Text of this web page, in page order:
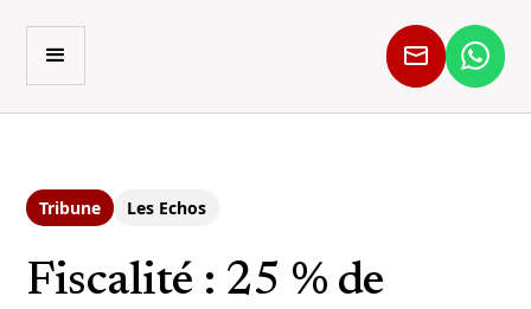
Tribune Les Echos
Fiscalité : 25 % de